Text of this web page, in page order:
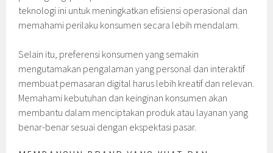
teknologi ini untuk meningkatkan efisiensi operasional dan
memahami perilaku konsumen secara lebih mendalam.
Selain itu, preferensi konsumen yang semakin
mengutamakan pengalaman yang personal dan interaktif
membuat pemasaran digital harus lebih kreatif dan relevan.
Memahami kebutuhan dan keinginan konsumen akan
membantu dalam menciptakan produk atau layanan yang
benar-benar sesuai dengan ekspektasi pasar.